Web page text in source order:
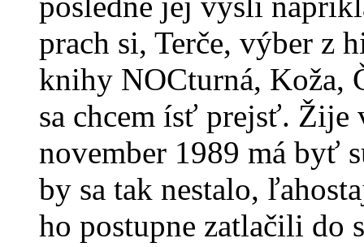
prach si, Terče, výber z
knihy NOCturná, Koža,
sa chcem ísť prejsť. Žije
november 1989 má byť
by sa tak nestalo,
ho postupne zatlačili do